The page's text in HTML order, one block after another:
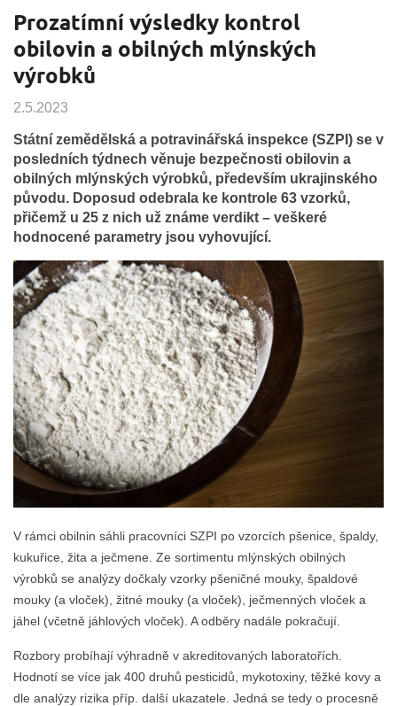
Prozatímní výsledky kontrol
obilovin a obilných mlýnských
výrobků
2.5.2023
Státní zemědělská a potravinářská inspekce (SZPI) se v
posledních týdnech věnuje bezpečnosti obilovin a
obilných mlýnských výrobků, především ukrajinského
původu. Doposud odebrala ke kontrole 63 vzorků,
přičemž u 25 z nich už známe verdikt – veškeré
hodnocené parametry jsou vyhovující.
V rámci obilnin sáhli pracovníci SZPI po vzorcích pšenice, špaldy,
kukuřice, žita a ječmene. Ze sortimentu mlýnských obilných
výrobků se analýzy dočkaly vzorky pšeničné mouky, špaldové
mouky (a vloček), žitné mouky (a vloček), ječmenných vloček a
jáhel (včetně jáhlových vloček). A odběry nadále pokračují.
Rozbory probíhají výhradně v akreditovaných laboratořích.
Hodnotí se více jak 400 druhů pesticidů, mykotoxiny, těžké kovy a
dle analýzy rizika příp. další ukazatele. Jedná se tedy o procesně